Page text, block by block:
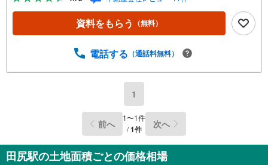
域情報を総合し、お客様により良い物件選びをして頂ける
よう、しっかりとサポートさせて頂きます。2.＜経験豊富
なスタッフ＞当社では【購入】【売却】【引っ越し】【リ
購入時に気になる住宅ローン各種税金についても、誠心誠
備！お子様連れのご家族様で是非お越しください。営業時
り）現地のご案内も可能ですので、どうぞお気軽にお問い
合わせください！
資料をもらう （無料）
電話する （通話料無料）
1
前へ 1〜1件
/1件 次へ
田尻駅の土地面積ごとの価格相場